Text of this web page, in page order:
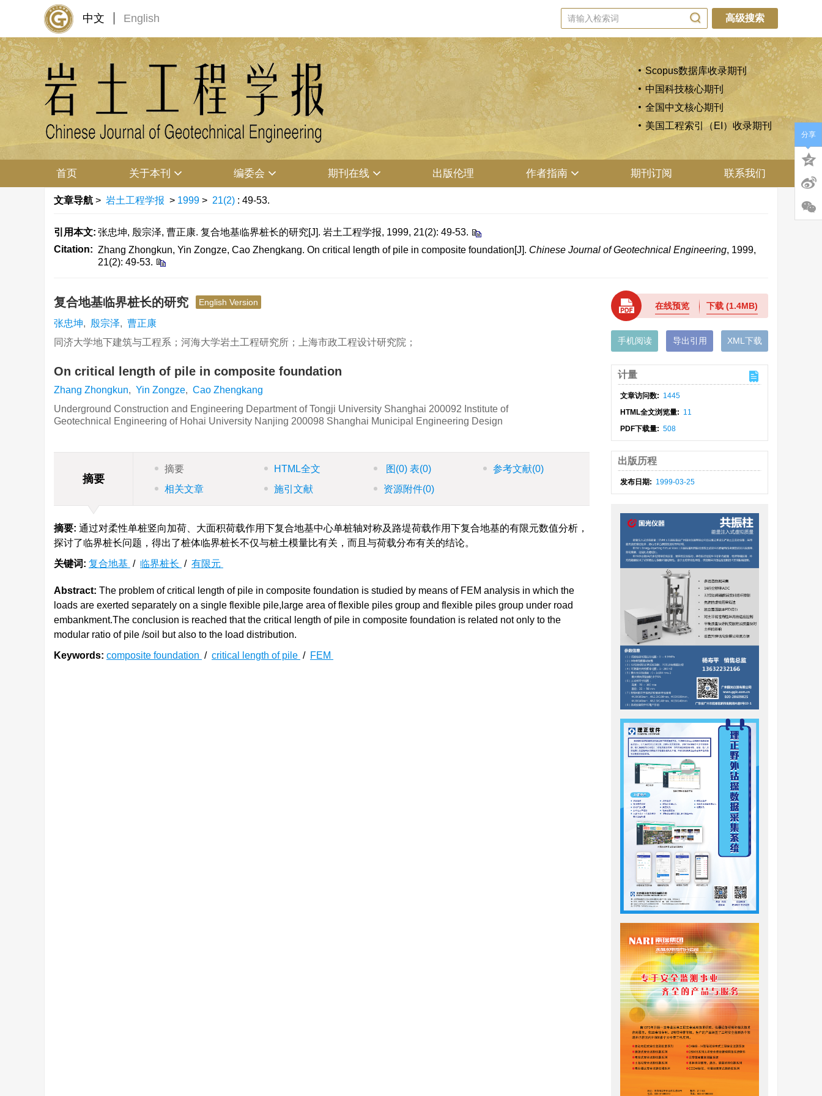
中文 English 高级搜索
Scopus数据库收录期刊
中国科技核心期刊
全国中文核心期刊
美国工程索引（EI）收录期刊
首页 关于本刊 编委会 期刊在线 出版伦理 作者指南 期刊订阅 联系我们
文章导航 > 岩土工程学报 > 1999 > 21(2) : 49-53.
引用本文: 张忠坤, 殷宗泽, 曹正康. 复合地基临界桩长的研究[J]. 岩土工程学报, 1999, 21(2): 49-53.
Citation: Zhang Zhongkun, Yin Zongze, Cao Zhengkang. On critical length of pile in composite foundation[J]. Chinese Journal of Geotechnical Engineering, 1999,
21(2): 49-53.
复合地基临界桩长的研究 English Version
张忠坤, 殷宗泽, 曹正康
同济大学地下建筑与工程系；河海大学岩土工程研究所；上海市政工程设计研究院；
On critical length of pile in composite foundation
Zhang Zhongkun, Yin Zongze, Cao Zhengkang
Underground Construction and Engineering Department of Tongji University Shanghai 200092 Institute of
Geotechnical Engineering of Hohai University Nanjing 200098 Shanghai Municipal Engineering Design
摘要
摘要 HTML全文 图 (0) 表(0) 参考文献(0)
相关文章
施引文献 资源附件(0)
摘要: 通过对柔性单桩竖向加荷、大面积荷载作用下复合地基中心单桩轴对称及路堤荷载作用下复合地基的有限元数值分析，
探讨了临界桩长问题，得出了桩体临界桩长不仅与桩土模量比有关，而且与荷载分布有关的结论。
关键词: 复合地基 / 临界桩长 / 有限元
Abstract: The problem of critical length of pile in composite foundation is studied by means of FEM analysis in which the
loads are exerted separately on a single flexible pile,large area of flexible piles group and flexible piles group under road
embankment.The conclusion is reached that the critical length of pile in composite foundation is related not only to the
modular ratio of pile /soil but also to the load distribution.
Keywords: composite foundation / critical length of pile / FEM
在线预览 下载(1.4MB)
手机阅读 导出引用 XML下载
计量
文章访问数: 1445
HTML全文浏览量: 11
PDF下载量: 508
出版历程
发布日期: 1999-03-25
分享